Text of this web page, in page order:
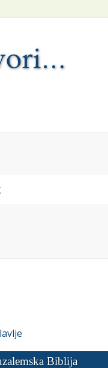
Biblija